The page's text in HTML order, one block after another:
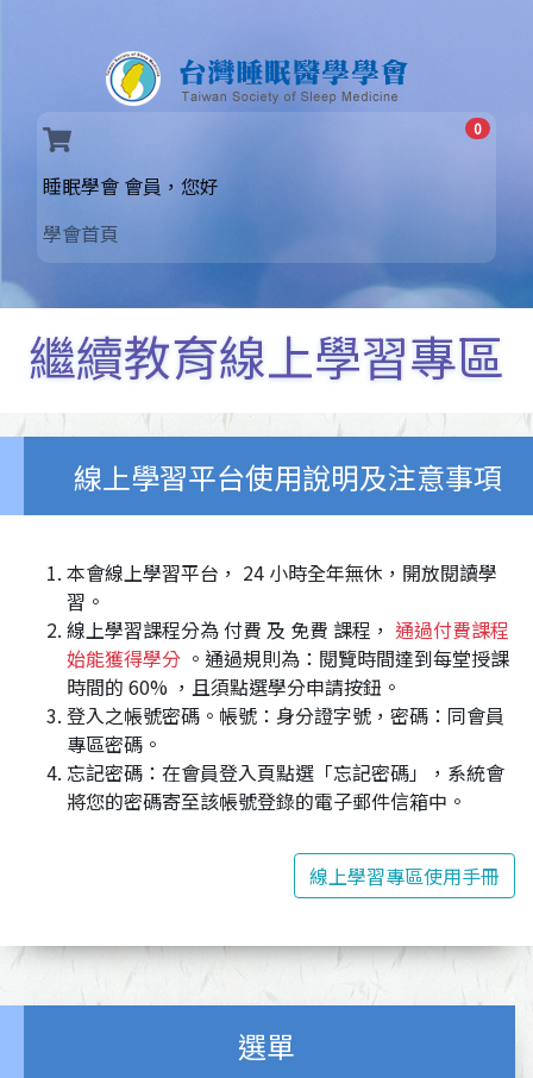
0
睡眠學會 會員，您好
學會首頁
繼續教育線上學習專區
線上學習平台使用說明及注意事項
本會線上學習平台， 24 小時全年無休，開放閱讀學
習。
線上學習課程分為 付費 及 免費 課程， 通過付費課程
始能獲得學分 。通過規則為：閱覽時間達到每堂授課
時間的 60% ，且須點選學分申請按鈕。
登入之帳號密碼。帳號：身分證字號，密碼：同會員
專區密碼。
忘記密碼：在會員登入頁點選「忘記密碼」，系統會
將您的密碼寄至該帳號登錄的電子郵件信箱中。
線上學習專區使用手冊
選單